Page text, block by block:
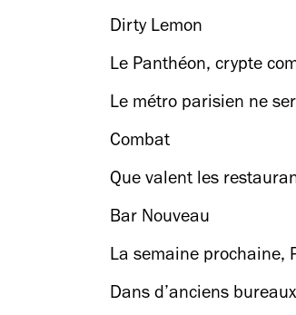
Dirty Lemon
Le Panthéon, crypte
Le métro parisien ne
Combat
Que valent les
Bar Nouveau
La semaine prochaine,
Dans d’anciens